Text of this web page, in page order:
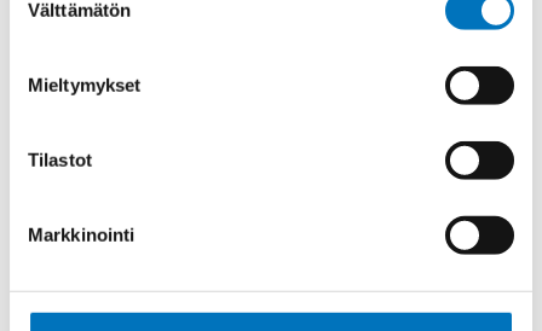
valinta
Välttämätön
Mieltymykset
Tilastot
Markkinointi
Ohjauskaapeli ÖPVC-JZ 4G35